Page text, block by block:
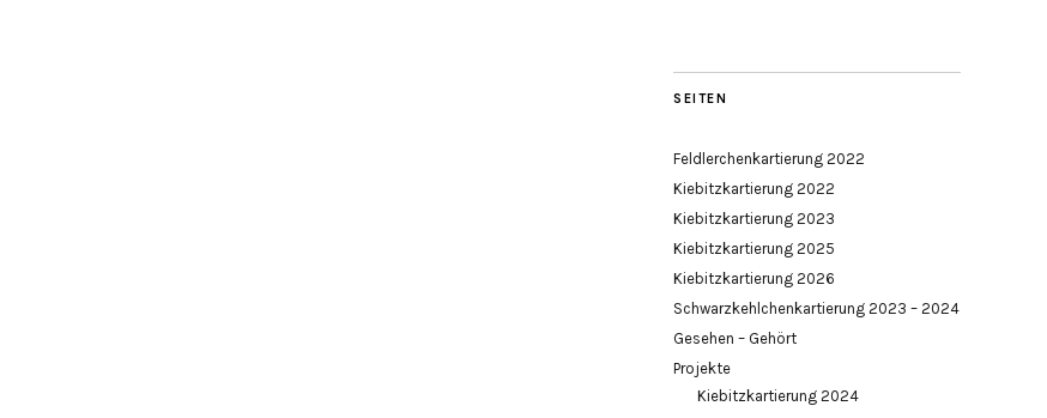
SEITEN
Feldlerchenkartierung 2022
Kiebitzkartierung 2022
Kiebitzkartierung 2023
Kiebitzkartierung 2025
Kiebitzkartierung 2026
Schwarzkehlchenkartierung 2023 – 2024
Gesehen – Gehört
Projekte
Kiebitzkartierung 2024